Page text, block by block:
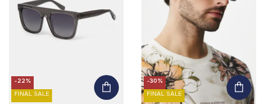
-22%
FINAL SALE
-30%
FINAL SALE